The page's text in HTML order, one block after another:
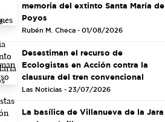
memoria del extinto Santa María de
Poyos
Rubén M. Checa - 01/08/2026
Desestiman el recurso de
Ecologistas en Acción contra la
clausura del tren convencional
Las Noticias - 23/07/2026
La basílica de Villanueva de la Jara